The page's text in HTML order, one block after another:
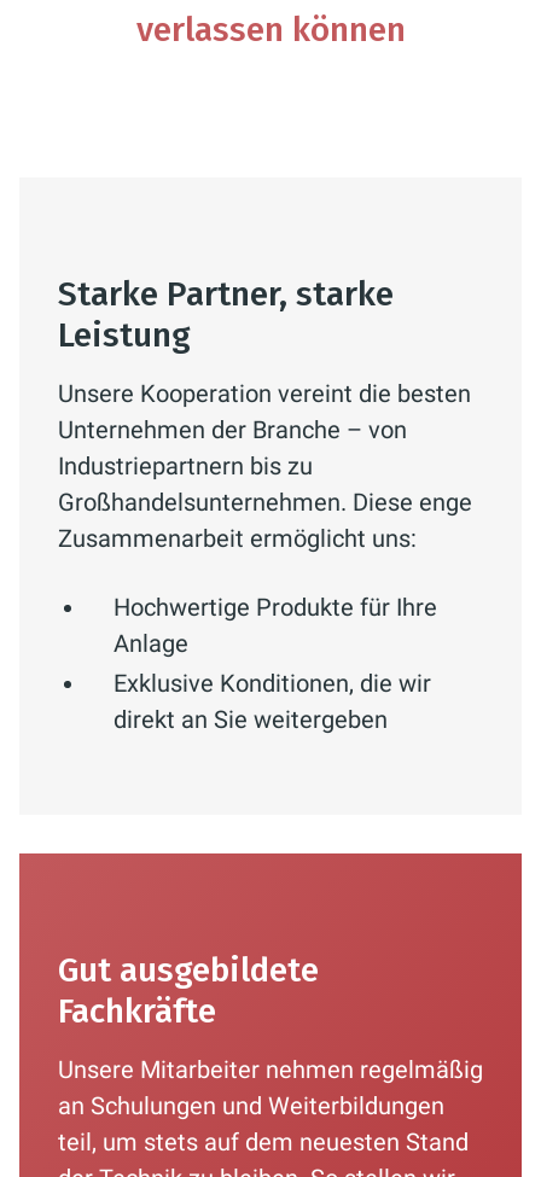
verlassen können
Starke Partner, starke
Leistung
Unsere Kooperation vereint die besten
Unternehmen der Branche – von
Industriepartnern bis zu
Großhandelsunternehmen. Diese enge
Zusammenarbeit ermöglicht uns:
Hochwertige Produkte für Ihre
Anlage
Exklusive Konditionen, die wir
direkt an Sie weitergeben
Gut ausgebildete
Fachkräfte
Unsere Mitarbeiter nehmen regelmäßig
an Schulungen und Weiterbildungen
teil, um stets auf dem neuesten Stand